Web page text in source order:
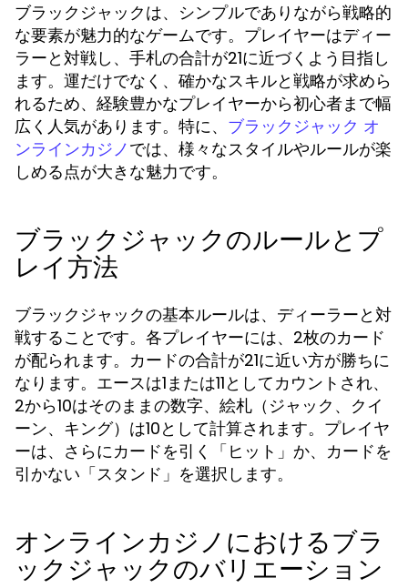
ブラックジャックは、シンプルでありながら戦略的
な要素が魅力的なゲームです。プレイヤーはディー
ラーと対戦し、手札の合計が21に近づくよう目指し
ます。運だけでなく、確かなスキルと戦略が求めら
れるため、経験豊かなプレイヤーから初心者まで幅
広く人気があります。特に、
ブラックジャック オ
ンラインカジノでは、様々なスタイルやルールが楽
しめる点が大きな魅力です。
ブラックジャックのルールとプ
レイ方法
ブラックジャックの基本ルールは、ディーラーと対
戦することです。各プレイヤーには、2枚のカード
が配られます。カードの合計が21に近い方が勝ちに
なります。エースは1または11としてカウントされ、
2から10はそのままの数字、絵札（ジャック、クイ
ーン、キング）は10として計算されます。プレイヤ
ーは、さらにカードを引く「ヒット」か、カードを
引かない「スタンド」を選択します。
オンラインカジノにおけるブラ
ックジャックのバリエーション